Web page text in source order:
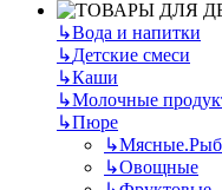
↳Вода и напитки
↳Детские смеси
↳Каши
↳Молочные
↳Пюре
↳
↳Овощные